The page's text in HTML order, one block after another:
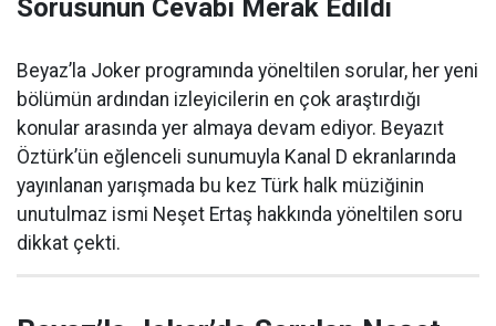
Sorusunun Cevabı Merak Edildi
Beyaz’la Joker programında yöneltilen sorular, her yeni
bölümün ardından izleyicilerin en çok araştırdığı
konular arasında yer almaya devam ediyor. Beyazıt
Öztürk’ün eğlenceli sunumuyla Kanal D ekranlarında
yayınlanan yarışmada bu kez Türk halk müziğinin
unutulmaz ismi Neşet Ertaş hakkında yöneltilen soru
dikkat çekti.